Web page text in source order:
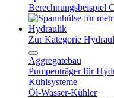
Berechnungsbeispiel
Hydraulik
Zur Kategorie
Aggregatebau
Pumpenträger für
Kühlsysteme
Öl-Wasser-Kühler